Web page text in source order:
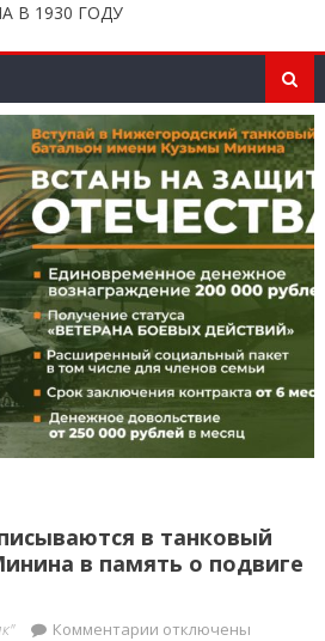
В 1930 ГОДУ
в танковый
в память о подвиге
Комментариикотключены